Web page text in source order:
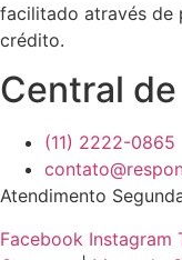
facilitado através de
crédito.
Central
(11) 2222-0865
Atendimento
Facebook Instagram